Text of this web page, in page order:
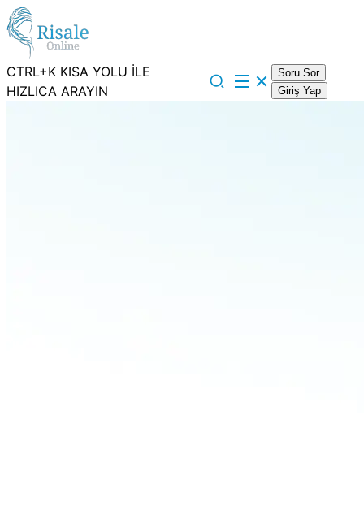
CTRL+K KISA YOLU İLE
HIZLICA ARAYIN
Soru Sor
Giriş Yap